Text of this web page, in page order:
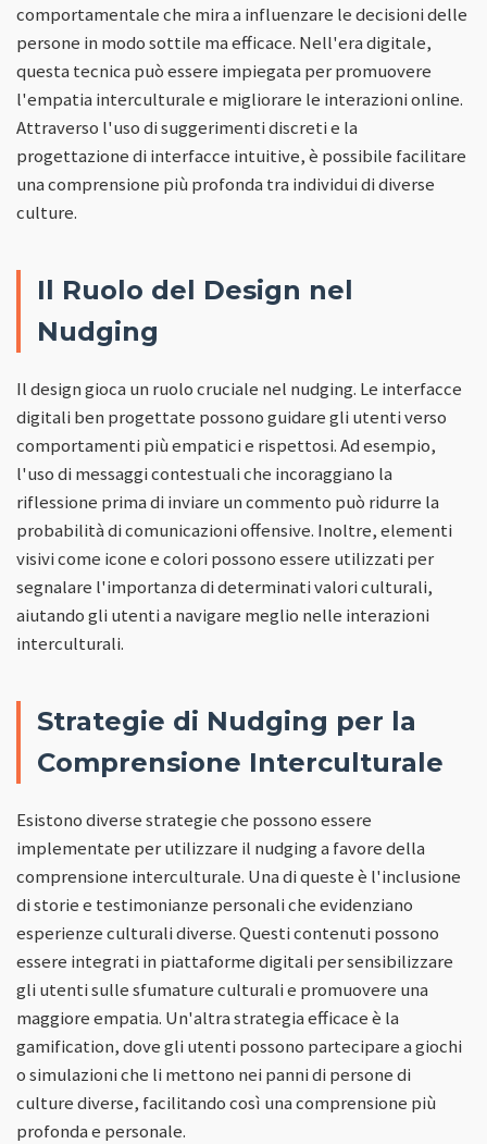
comportamentale che mira a influenzare le decisioni delle
persone in modo sottile ma efficace. Nell'era digitale,
questa tecnica può essere impiegata per promuovere
l'empatia interculturale e migliorare le interazioni online.
Attraverso l'uso di suggerimenti discreti e la
progettazione di interfacce intuitive, è possibile facilitare
una comprensione più profonda tra individui di diverse
culture.
Il Ruolo del Design nel
Nudging
Il design gioca un ruolo cruciale nel nudging. Le interfacce
digitali ben progettate possono guidare gli utenti verso
comportamenti più empatici e rispettosi. Ad esempio,
l'uso di messaggi contestuali che incoraggiano la
riflessione prima di inviare un commento può ridurre la
probabilità di comunicazioni offensive. Inoltre, elementi
visivi come icone e colori possono essere utilizzati per
segnalare l'importanza di determinati valori culturali,
aiutando gli utenti a navigare meglio nelle interazioni
interculturali.
Strategie di Nudging per la
Comprensione Interculturale
Esistono diverse strategie che possono essere
implementate per utilizzare il nudging a favore della
comprensione interculturale. Una di queste è l'inclusione
di storie e testimonianze personali che evidenziano
esperienze culturali diverse. Questi contenuti possono
essere integrati in piattaforme digitali per sensibilizzare
gli utenti sulle sfumature culturali e promuovere una
maggiore empatia. Un'altra strategia efficace è la
gamification, dove gli utenti possono partecipare a giochi
o simulazioni che li mettono nei panni di persone di
culture diverse, facilitando così una comprensione più
profonda e personale.